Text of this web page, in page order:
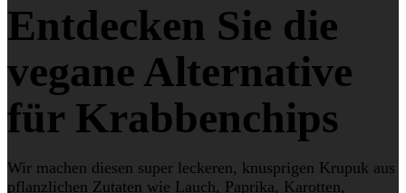
Entdecken Sie die
vegane Alternative
für Krabbenchips
Wir machen diesen super leckeren, knusprigen Krupuk aus
pflanzlichen Zutaten wie Lauch, Paprika, Karotten,